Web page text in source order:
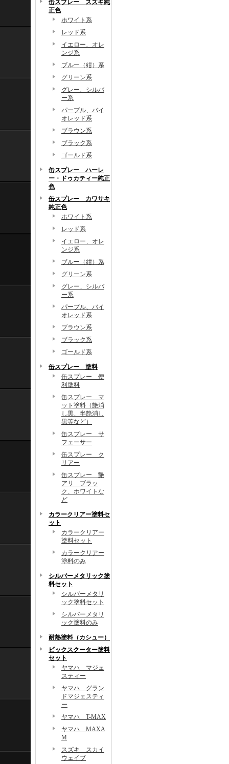
缶スプレー スズキ純
正色
ホワイト系
レッド系
イエロー、オレ
ンジ系
ブルー（紺）系
グリーン系
グレー、シルバ
ー系
パープル、バイ
オレッド系
ブラウン系
ブラック系
ゴールド系
缶スプレー ハーレ
ー・ドゥカティー純正
色
缶スプレー カワサキ
純正色
ホワイト系
レッド系
イエロー、オレ
ンジ系
ブルー（紺）系
グリーン系
グレー、シルバ
ー系
パープル、バイ
オレッド系
ブラウン系
ブラック系
ゴールド系
缶スプレー 塗料
缶スプレー 便
利塗料
缶スプレー マ
ット塗料（艶消
し黒、半艶消し
黒等など）
缶スプレー サ
フェーサー
缶スプレー ク
リアー
缶スプレー 艶
アリ ブラッ
ク、ホワイトな
ど
カラークリアー塗料セ
ット
カラークリアー
塗料セット
カラークリアー
塗料のみ
シルバーメタリック塗
料セット
シルバーメタリ
ック塗料セット
シルバーメタリ
ック塗料のみ
耐熱塗料（カシュー）
ビックスクーター塗料
セット
ヤマハ マジェ
スティー
ヤマハ グラン
ドマジェスティ
ー
ヤマハ T-MAX
ヤマハ MAXA
M
スズキ スカイ
ウェイブ